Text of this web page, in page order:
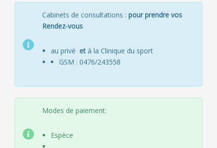
Cabinets de consultations : pour prendre vos
Rendez-vous
au privé età la Clinique du sport
GSM : 0476/243558
Modes de paiement:
Espèce